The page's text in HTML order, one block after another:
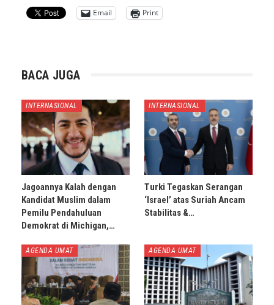
Email Print
BACA JUGA
INTERNASIONAL
Jagoannya Kalah dengan
Kandidat Muslim dalam
Pemilu Pendahuluan
Demokrat di Michigan,…
INTERNASIONAL
Turki Tegaskan Serangan
‘Israel’ atas Suriah Ancam
Stabilitas &…
AGENDA UMAT AGENDA UMAT